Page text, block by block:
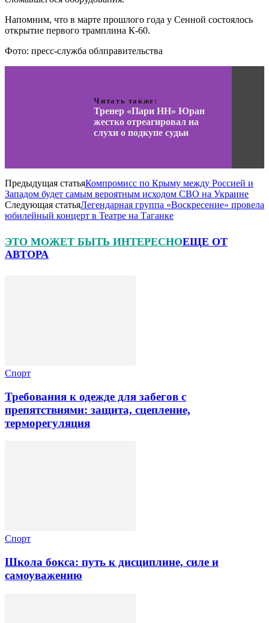
Напомним, что в марте прошлого года у Сенной состоялось
открытие первого трамплина К-60.
Фото: пресс-служба облправительства
Читать также:
Тренер «Пари НН» Юран
жестко отреагировал на
слухи о подкупе судьи
Предыдущая статьяКомпромисс по Крыму между Россией и
Западом будет самым вероятным исходом СВО на Украине
Следующая статьяЛегендарная группа «Воскресение» провела
юбилейный концерт в Театре на Таганке
ЭТО МОЖЕТ БЫТЬ ИНТЕРЕСНОЕЩЕ ОТ
АВТОРА
Спорт
Требования к одежде для забегов с
препятствиями: защита, сцепление,
терморегуляция
Спорт
Школа бокса: путь к дисциплине, силе и
самоуважению